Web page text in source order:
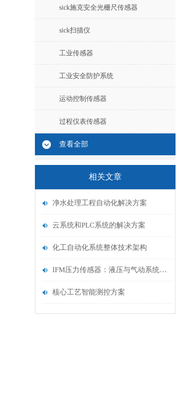
sick施克安全光栅尺传感器
sick扫描仪
工业传感器
工业安全防护系统
运动控制传感器
过程仪表传感器
查看全部
相关文章
净水处理工程自动化解决方案
云系统和PLC系统的解决方案
化工自动化系统整体技术架构
IFM压力传感器：液压与气动系统压力监测的理想之选
核心工艺智能测控方案